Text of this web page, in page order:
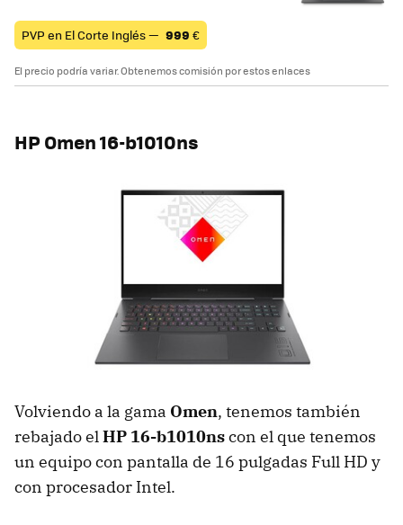
PVP en El Corte Inglés — 999 €
El precio podría variar. Obtenemos comisión por estos enlaces
HP Omen 16-b1010ns
Volviendo a la gama Omen, tenemos también
rebajado elHP 16-b1010nscon el que tenemos
un equipo con pantalla de 16 pulgadas Full HD y
con procesador Intel.